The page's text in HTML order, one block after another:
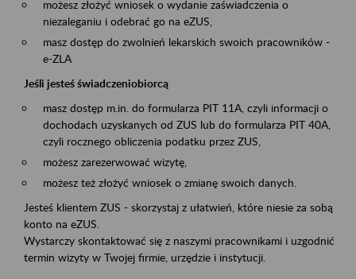
możesz złożyć wniosek o wydanie zaświadczenia o
niezaleganiu i odebrać go na eZUS,
masz dostęp do zwolnień lekarskich swoich pracowników -
e-ZLA
Jeśli jesteś świadczeniobiorcą
masz dostęp m.in. do formularza PIT 11A, czyli informacji o
dochodach uzyskanych od ZUS lub do formularza PIT 40A,
czyli rocznego obliczenia podatku przez ZUS,
możesz zarezerwować wizytę,
możesz też złożyć wniosek o zmianę swoich danych.
Jesteś klientem ZUS - skorzystaj z ułatwień, które niesie za sobą
konto na eZUS.
Wystarczy skontaktować się z naszymi pracownikami i uzgodnić
termin wizyty w Twojej firmie, urzędzie i instytucji.